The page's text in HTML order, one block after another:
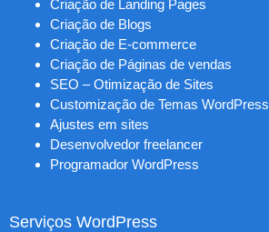
Criação de Landing Pages
Criação de Blogs
Criação de E-commerce
Criação de Páginas de vendas
SEO – Otimização de Sites
Customização de Temas WordPress
Ajustes em sites
Desenvolvedor freelancer
Programador WordPress
Serviços WordPress